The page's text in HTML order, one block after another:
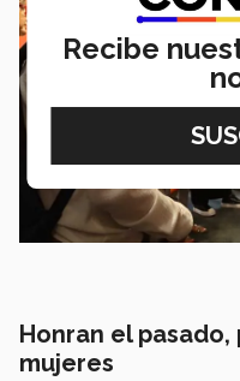
Honran el
mujeres
Recibe